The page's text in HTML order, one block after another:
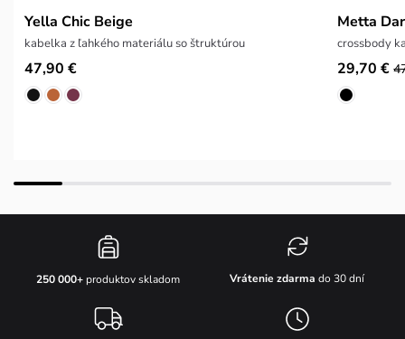
Yella Chic Beige
kabelka z ľahkého materiálu so štruktúrou
47,90 €
Metta
crossbody
29,70 €
250 000+ produktov skladom Vrátenie zdarma do 30 dní